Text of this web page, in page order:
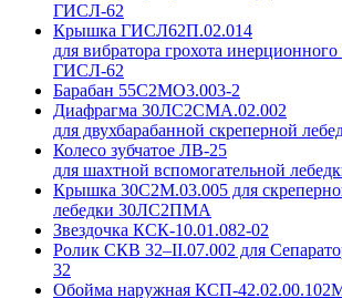
ГИСЛ-62
Крышка ГИСЛ62П.02.014
для вибратора грохота
ГИСЛ-62
Барабан 55С2МО3.003-2
Диафрагма 30ЛС2СМА.02.002
для двухбарабанной скреперной
Колесо зубчатое ЛВ-25
для шахтной вспомогательной
Крышка 30С2М.03.005 для
лебедки 30ЛС2ПМА
Звездочка КСК-10.01.082-02
Ролик СКВ 32–II.07.002 для
32
Обойма наружная КСП-